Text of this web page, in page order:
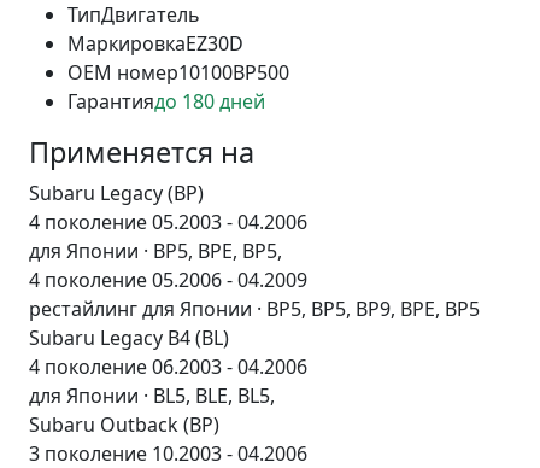
ТипДвигатель
МаркировкаEZ30D
OEM номер10100BР500
Гарантиядо 180 дней
Применяется на
Subaru Legacy (BP)
4 поколение 05.2003 - 04.2006
для Японии · BP5, BPE, BP5,
4 поколение 05.2006 - 04.2009
рестайлинг для Японии · BP5, BP5, BP9, BPE, BP5
Subaru Legacy B4 (BL)
4 поколение 06.2003 - 04.2006
для Японии · BL5, BLE, BL5,
Subaru Outback (BP)
3 поколение 10.2003 - 04.2006